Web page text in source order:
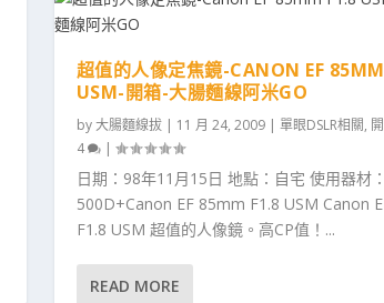
超值的人像定焦鏡-CANON EF
USM-開箱-大腸麵線阿米GO
by大腸麵線拔| 11 月 24, 2009| 單眼DSLR相關,
4
|
日期：98年11月15日 地點：自宅 使用器材
500D+Canon EF 85mm F1.8 USM Canon
F1.8 USM 超值的人像鏡。高CP值！...
READ MORE